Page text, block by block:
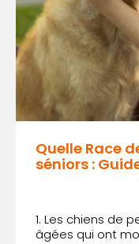
Quelle Race
séniors :
1. Les chiens de
âgées qui ont